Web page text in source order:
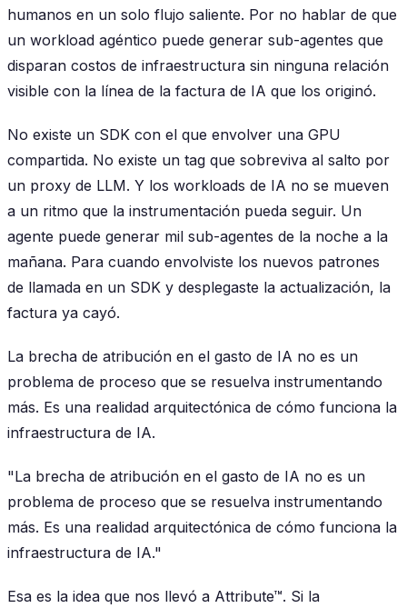
humanos en un solo flujo saliente. Por no hablar de que
un workload agéntico puede generar sub-agentes que
disparan costos de infraestructura sin ninguna relación
visible con la línea de la factura de IA que los originó.
No existe un SDK con el que envolver una GPU
compartida. No existe un tag que sobreviva al salto por
un proxy de LLM. Y los workloads de IA no se mueven
a un ritmo que la instrumentación pueda seguir. Un
agente puede generar mil sub-agentes de la noche a la
mañana. Para cuando envolviste los nuevos patrones
de llamada en un SDK y desplegaste la actualización, la
factura ya cayó.
La brecha de atribución en el gasto de IA no es un
problema de proceso que se resuelva instrumentando
más. Es una realidad arquitectónica de cómo funciona la
infraestructura de IA.
"La brecha de atribución en el gasto de IA no es un
problema de proceso que se resuelva instrumentando
más. Es una realidad arquitectónica de cómo funciona la
infraestructura de IA."
Esa es la idea que nos llevó a Attribute™. Si la